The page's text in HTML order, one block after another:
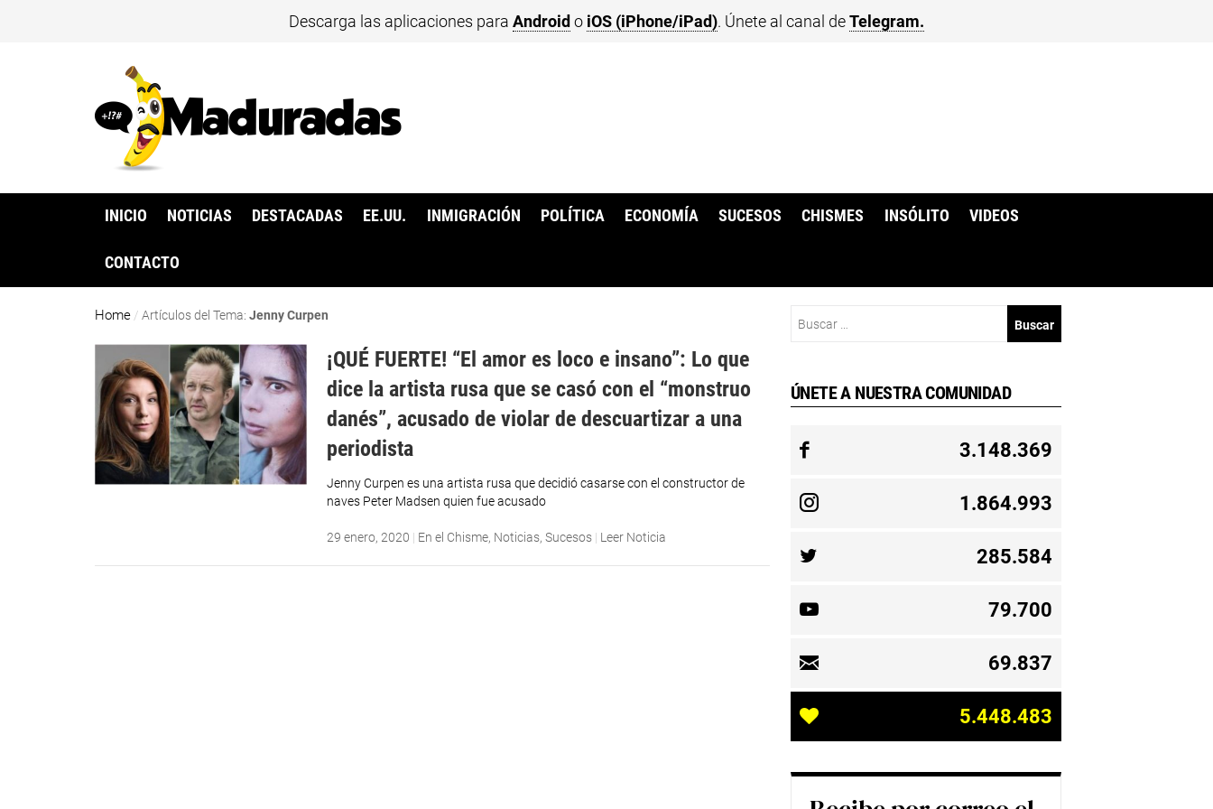
Descarga las aplicaciones para Android o iOS (iPhone/iPad). Únete al canal deTelegram.
INICIO NOTICIAS DESTACADAS EE.UU. INMIGRACIÓN POLÍTICA ECONOMÍA SUCESOS CHISMES INSÓLITO VIDEOS
CONTACTO
Home /Artículos del Tema:Jenny Curpen
¡QUÉ FUERTE! “El amor es loco e insano”: Lo que
dice la artista rusa que se casó con el “monstruo
danés”, acusado de violar de descuartizar a una
periodista
Jenny Curpen es una artista rusa que decidió casarse con el constructor de
naves Peter Madsen quien fue acusado
29 enero, 2020 | En el Chisme, Noticias,Sucesos | Leer Noticia
ÚNETE A NUESTRA COMUNIDAD
3.148.369
1.864.993
285.584
79.700
69.837
5.448.483